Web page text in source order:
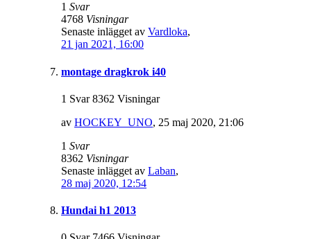
1 Svar
4768 Visningar
Senaste inlägget av Vardloka,
21 jan 2021, 16:00
montage dragkrok i40
1 Svar 8362 Visningar
av HOCKEY_UNO, 25 maj 2020, 21:06
1 Svar
8362 Visningar
Senaste inlägget av Laban,
28 maj 2020, 12:54
Hundai h1 2013